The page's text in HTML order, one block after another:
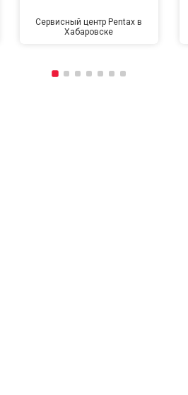
Сервисный центр Pentax в
Хабаровске